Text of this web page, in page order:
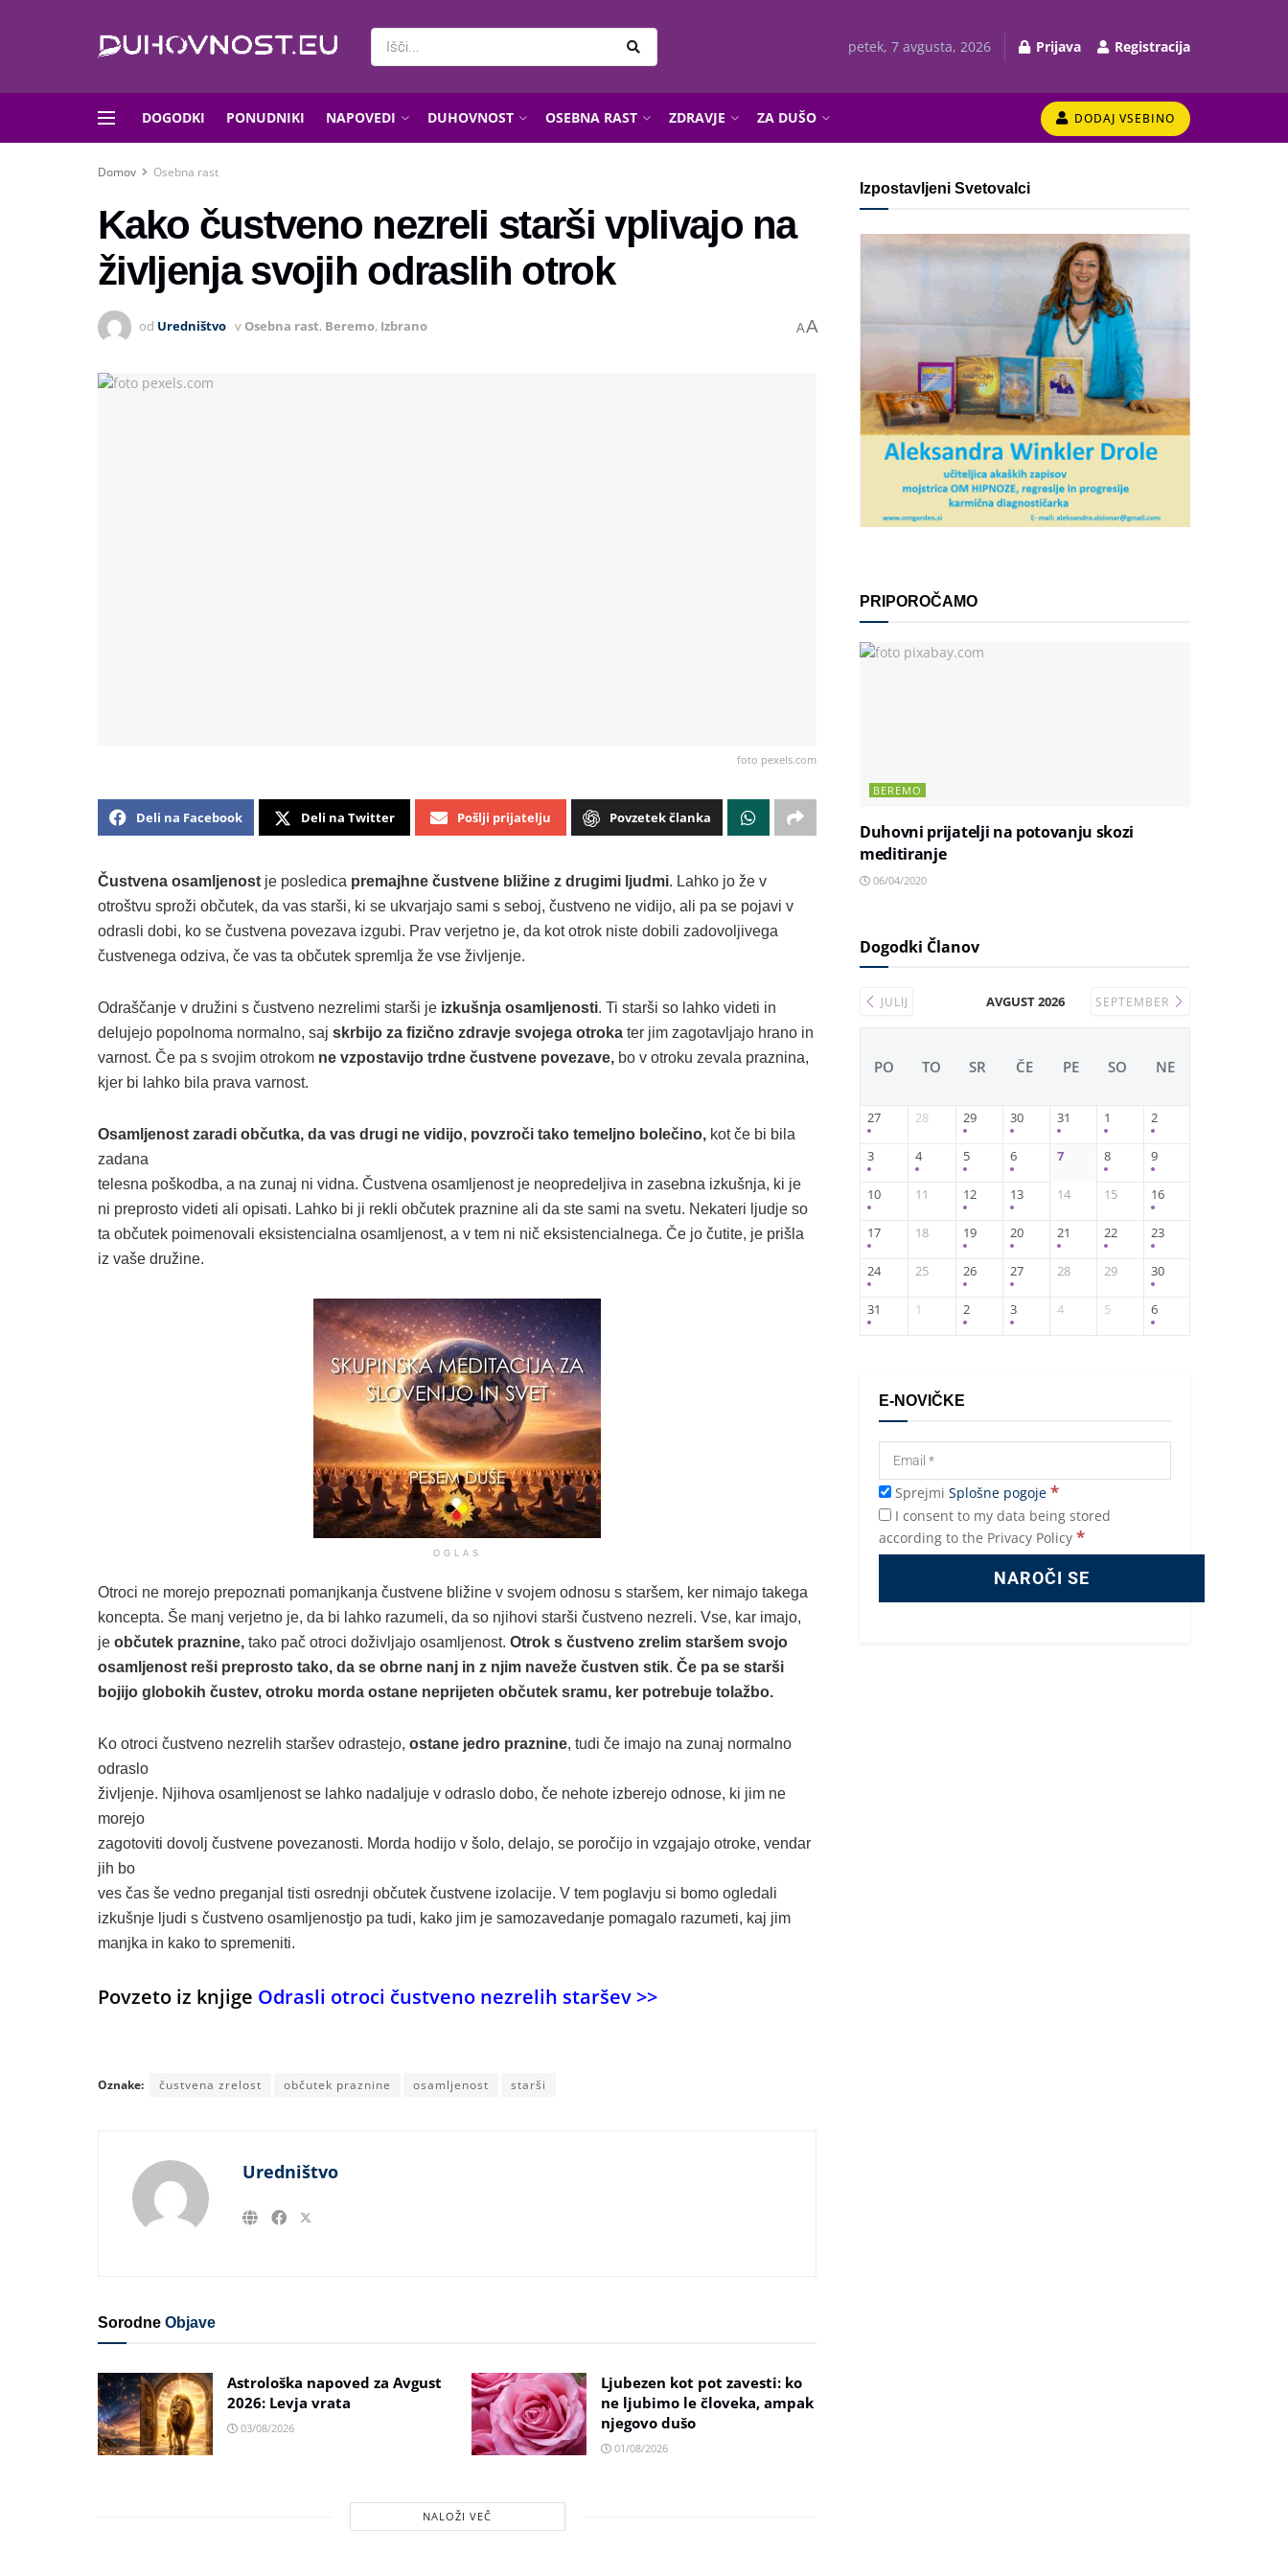
petek, 7 avgusta, 2026 Prijava Registracija
DOGODKI PONUDNIKI NAPOVEDI DUHOVNOST OSEBNA RAST ZDRAVJE ZA DUŠO DODAJ VSEBINO
Domov Osebna rast
Kako čustveno nezreli starši vplivajo na
življenja svojih odraslih otrok
od Uredništvo v Osebna rast, Beremo, Izbrano AA
foto pexels.com
Deli na Facebook Deli na Twitter Pošlji prijatelju Povzetek članka
Čustvena osamljenost je posledica premajhne čustvene bližine z drugimi ljudmi. Lahko jo že v
otroštvu sproži občutek, da vas starši, ki se ukvarjajo sami s seboj, čustveno ne vidijo, ali pa se pojavi v
odrasli dobi, ko se čustvena povezava izgubi. Prav verjetno je, da kot otrok niste dobili zadovoljivega
čustvenega odziva, če vas ta občutek spremlja že vse življenje.
Odraščanje v družini s čustveno nezrelimi starši je izkušnja osamljenosti. Ti starši so lahko videti in
delujejo popolnoma normalno, saj skrbijo za fizično zdravje svojega otroka ter jim zagotavljajo hrano in
varnost. Če pa s svojim otrokom ne vzpostavijo trdne čustvene povezave, bo v otroku zevala praznina,
kjer bi lahko bila prava varnost.
Osamljenost zaradi občutka, da vas drugi ne vidijo, povzroči tako temeljno bolečino, kot če bi bila
zadana
telesna poškodba, a na zunaj ni vidna. Čustvena osamljenost je neopredeljiva in zasebna izkušnja, ki je
ni preprosto videti ali opisati. Lahko bi ji rekli občutek praznine ali da ste sami na svetu. Nekateri ljudje so
ta občutek poimenovali eksistencialna osamljenost, a v tem ni nič eksistencialnega. Če jo čutite, je prišla
iz vaše družine.
OGLAS
Otroci ne morejo prepoznati pomanjkanja čustvene bližine v svojem odnosu s staršem, ker nimajo takega
koncepta. Še manj verjetno je, da bi lahko razumeli, da so njihovi starši čustveno nezreli. Vse, kar imajo,
je občutek praznine, tako pač otroci doživljajo osamljenost. Otrok s čustveno zrelim staršem svojo
osamljenost reši preprosto tako, da se obrne nanj in z njim naveže čustven stik. Če pa se starši
bojijo globokih čustev, otroku morda ostane neprijeten občutek sramu, ker potrebuje tolažbo.
Ko otroci čustveno nezrelih staršev odrastejo, ostane jedro praznine, tudi če imajo na zunaj normalno
odraslo
življenje. Njihova osamljenost se lahko nadaljuje v odraslo dobo, če nehote izberejo odnose, ki jim ne
morejo
zagotoviti dovolj čustvene povezanosti. Morda hodijo v šolo, delajo, se poročijo in vzgajajo otroke, vendar
jih bo
ves čas še vedno preganjal tisti osrednji občutek čustvene izolacije. V tem poglavju si bomo ogledali
izkušnje ljudi s čustveno osamljenostjo pa tudi, kako jim je samozavedanje pomagalo razumeti, kaj jim
manjka in kako to spremeniti.
Povzeto iz knjige Odrasli otroci čustveno nezrelih staršev >>
Oznake: čustvena zrelost občutek praznine osamljenost starši
Uredništvo
Sorodne Objave
Astrološka napoved za Avgust
2026: Levja vrata
03/08/2026
Ljubezen kot pot zavesti: ko
ne ljubimo le človeka, ampak
njegovo dušo
01/08/2026
NALOŽI VEČ
Izpostavljeni Svetovalci
PRIPOROČAMO
BEREMO
Duhovni prijatelji na potovanju skozi
meditiranje
06/04/2020
Dogodki Članov
JULIJ AVGUST 2026 SEPTEMBER
PO TO SR ČE PE SO NE
27 28 29 30 31 1 2
3 4 5 6 7 8 9
10 11 12 13 14 15 16
17 18 19 20 21 22 23
24 25 26 27 28 29 30
31 1 2 3 4 5 6
E-NOVIČKE
Sprejmi Splošne pogoje *
I consent to my data being stored
according to the Privacy Policy *